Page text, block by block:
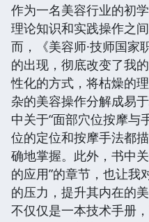
作为一名美容行业的初
理论知识和实践操作之
而，《美容师·技师国家
的出现，彻底改变了我
性化的方式，将枯燥的
杂的美容操作分解成易
中关于“面部穴位按摩与
位的定位和按摩手法都
确地掌握。此外，书中
的应用”的章节，也让我
的压力，提升其内在的
不仅仅是一本技术手册